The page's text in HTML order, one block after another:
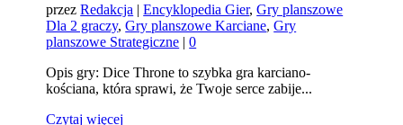
przezRedakcja |Encyklopedia Gier,Gry planszowe
Dla 2 graczy,Gry planszowe Karciane,Gry
planszowe Strategiczne |0
Opis gry: Dice Throne to szybka gra karciano-
kościana, która sprawi, że Twoje serce zabije...
Czytaj więcej